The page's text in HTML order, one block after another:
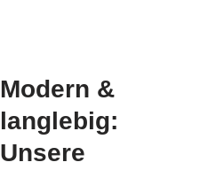
Modern &
langlebig:
Unsere